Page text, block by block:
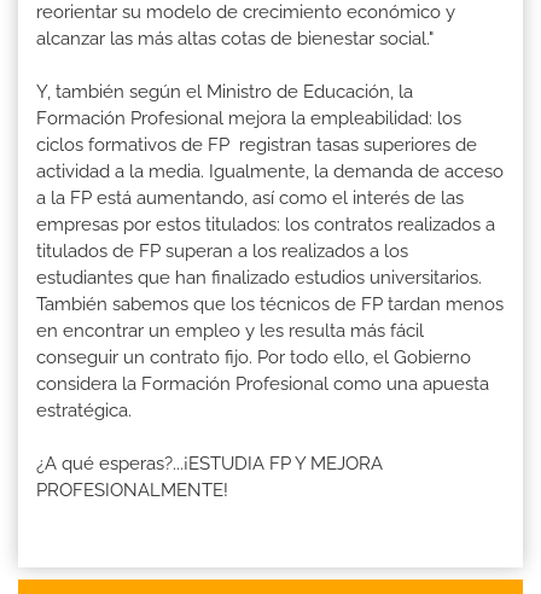
reorientar su modelo de crecimiento económico y
alcanzar las más altas cotas de bienestar social."
Y, también según el Ministro de Educación, la
Formación Profesional mejora la empleabilidad: los
ciclos formativos de FP registran tasas superiores de
actividad a la media. Igualmente, la demanda de acceso
a la FP está aumentando, así como el interés de las
empresas por estos titulados: los contratos realizados a
titulados de FP superan a los realizados a los
estudiantes que han finalizado estudios universitarios.
También sabemos que los técnicos de FP tardan menos
en encontrar un empleo y les resulta más fácil
conseguir un contrato fijo. Por todo ello, el Gobierno
considera la Formación Profesional como una apuesta
estratégica.
¿A qué esperas?...¡ESTUDIA FP Y MEJORA
PROFESIONALMENTE!